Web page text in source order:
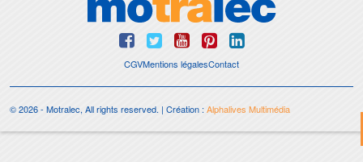
CGVMentions légalesContact
© 2026 - Motralec, All rights reserved. | Création :Alphalives Multimédia